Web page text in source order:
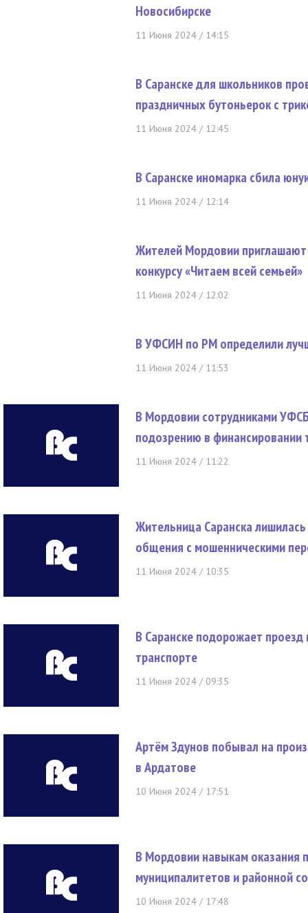
Новосибирске
11 Июня 2024 / 14:15
В Саранске для школьников
праздничных бутоньерок с
11 Июня 2024 / 12:45
В Саранске иномарка сбила
11 Июня 2024 / 12:14
Жителей Мордовии приглашают
конкурсу «Читаем всей семьей»
11 Июня 2024 / 12:02
В УФСИН по РМ определили
11 Июня 2024 / 11:53
В Мордовии сотрудниками
подозрению в финансировании
11 Июня 2024 / 11:22
Жительница Саранска
общения с мошенническими
11 Июня 2024 / 10:35
В Саранске подорожает
транспорте
11 Июня 2024 / 09:35
Артём Здунов побывал на
в Ардатове
10 Июня 2024 / 17:51
В Мордовии навыкам
муниципалитетов и районной
10 Июня 2024 / 17:48